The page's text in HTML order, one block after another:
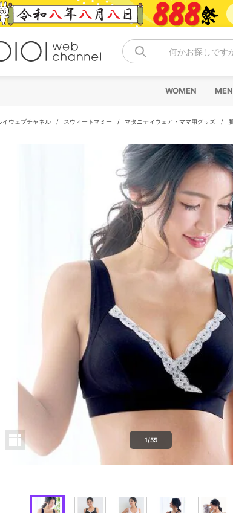
何かお探しです
WOMEN MEN
イウェブチャネル / スウィートマミー / マタニティウェア・ママ用グッズ /
1/55